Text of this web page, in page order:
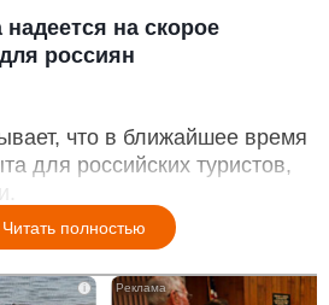
на скорое
россиян
что в ближайшее время
для российских туристов,
Читать полностью
i